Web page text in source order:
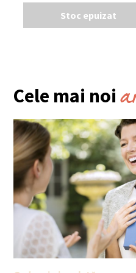
Stoc epuizat
Cele mai noi